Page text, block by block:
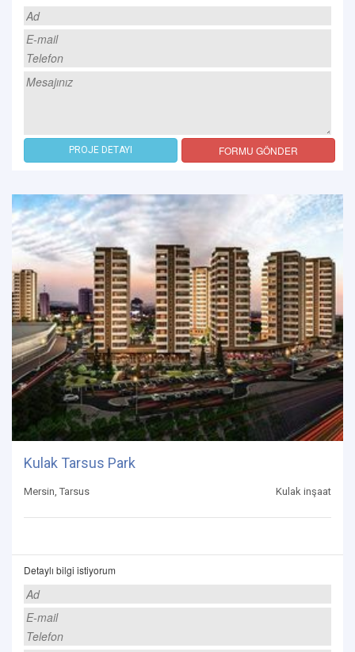
PROJE DETAYI FORMU GÖNDER
Kulak Tarsus Park
Mersin, Tarsus Kulak inşaat
Detaylı bilgi istiyorum